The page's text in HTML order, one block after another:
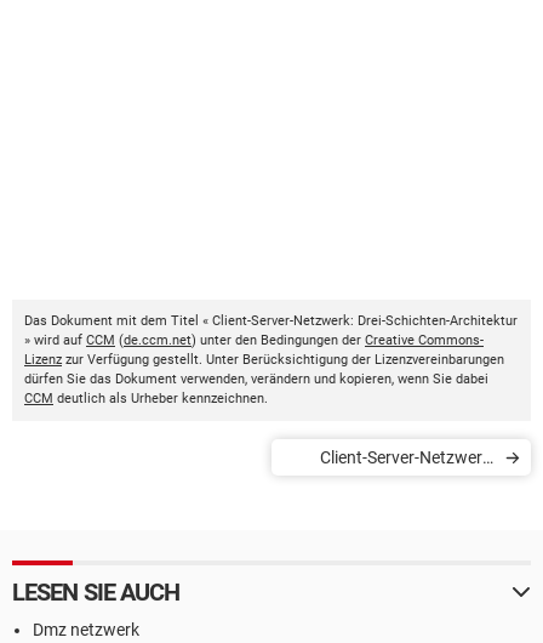
Das Dokument mit dem Titel « Client-Server-Netzwerk: Drei-Schichten-Architektur
» wird auf CCM (de.ccm.net) unter den Bedingungen der Creative Commons-
Lizenz zur Verfügung gestellt. Unter Berücksichtigung der Lizenzvereinbarungen
dürfen Sie das Dokument verwenden, verändern und kopieren, wenn Sie dabei
CCM deutlich als Urheber kennzeichnen.
Client-Server-Netzwerk:
LESEN SIE AUCH
Dmz netzwerk